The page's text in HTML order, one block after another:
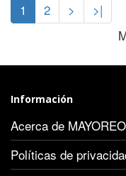
1 2 >
>|
Información
Acerca de
Políticas de